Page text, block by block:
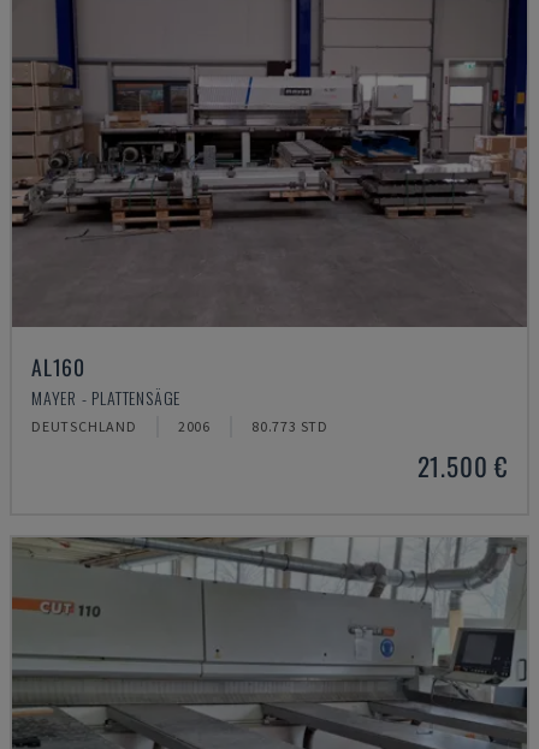
AL160
MAYER - PLATTENSÄGE
DEUTSCHLAND 2006 80.773 STD
21.500 €